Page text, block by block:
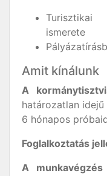
Turisztikai
ismerete
Amit kínálunk
A
határozatlan
6 hónapos
Foglalkoztatás
A